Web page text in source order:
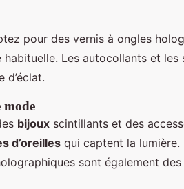
pour des vernis à ongles
Les autocollants et les
d’éclat.
mode
bijoux scintillants et des
d’oreilles qui captent la lumière.
sont également